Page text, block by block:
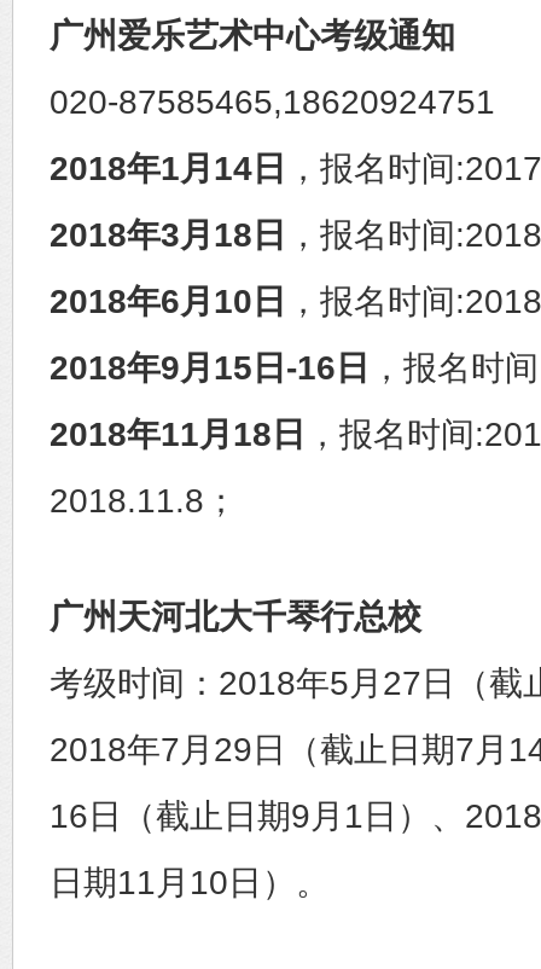
广州爱乐艺术中心考级通知
020-87585465,18620924751
2018年1月 14 日
，报名时间
2018年3月 18 日
，报名时间
2018年6月 10 日
，报名时间
2018年9月 15 日 -16 日
，报名时
2018年11月 18 日
，报名时间
2018.11.8；
广州天河北大千琴行总校
考级时间：2018年5月27日（截
2018年7月29日（截止日期7月
16日（截止日期9月1日）、
日期11月10日）。